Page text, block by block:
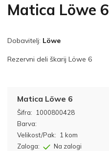
Matica Löwe 6
Dobavitelj: Löwe
Rezervni deli škarij Löwe 6
Šifra: 1000800428
Matica Löwe 6
Barva:
Velikost/Pak: 1 kom
Zaloga:
Na zalogi